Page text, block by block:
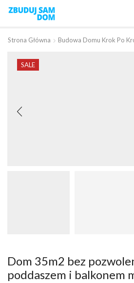
Strona Główna Budowa Domu Krok Po
SALE
Dom 35m2 bez
poddaszem i balkonem